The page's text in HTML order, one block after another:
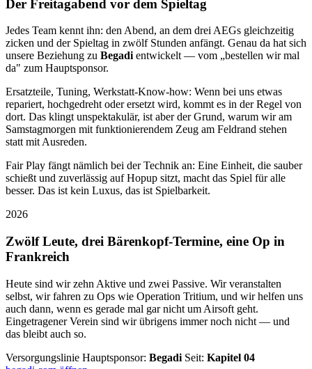
Der Freitagabend vor dem Spieltag
Jedes Team kennt ihn: den Abend, an dem drei AEGs gleichzeitig
zicken und der Spieltag in zwölf Stunden anfängt. Genau da hat sich
unsere Beziehung zu Begadientwickelt — vom „bestellen wir mal
da" zum Hauptsponsor.
Ersatzteile, Tuning, Werkstatt-Know-how: Wenn bei uns etwas
repariert, hochgedreht oder ersetzt wird, kommt es in der Regel von
dort. Das klingt unspektakulär, ist aber der Grund, warum wir am
Samstagmorgen mit funktionierendem Zeug am Feldrand stehen
statt mit Ausreden.
Fair Play fängt nämlich bei der Technik an: Eine Einheit, die sauber
schießt und zuverlässig auf Hopup sitzt, macht das Spiel für alle
besser. Das ist kein Luxus, das ist Spielbarkeit.
2026
Zwölf Leute, drei Bärenkopf-Termine, eine Op in
Frankreich
Heute sind wir zehn Aktive und zwei Passive. Wir veranstalten
selbst, wir fahren zu Ops wie Operation Tritium, und wir helfen uns
auch dann, wenn es gerade mal gar nicht um Airsoft geht.
Eingetragener Verein sind wir übrigens immer noch nicht — und
das bleibt auch so.
Versorgungslinie Hauptsponsor: Begadi Seit: Kapitel 04